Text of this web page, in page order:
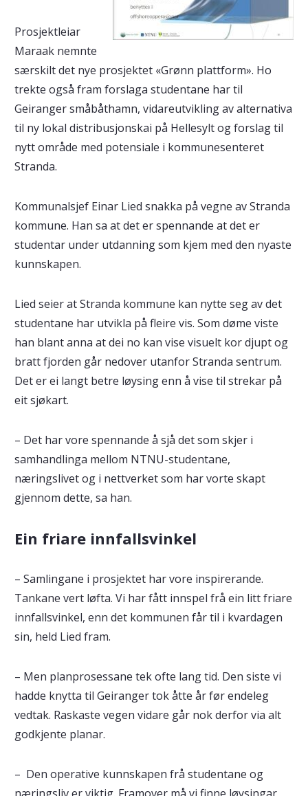
Prosjektleiar
Maraak nemnte
særskilt det nye prosjektet «Grønn plattform». Ho
trekte også fram forslaga studentane har til
Geiranger småbåthamn, vidareutvikling av alternativa
til ny lokal distribusjonskai på Hellesylt og forslag til
nytt område med potensiale i kommunesenteret
Stranda.
Kommunalsjef Einar Lied snakka på vegne av Stranda
kommune. Han sa at det er spennande at det er
studentar under utdanning som kjem med den nyaste
kunnskapen.
Lied seier at Stranda kommune kan nytte seg av det
studentane har utvikla på fleire vis. Som døme viste
han blant anna at dei no kan vise visuelt kor djupt og
bratt fjorden går nedover utanfor Stranda sentrum.
Det er ei langt betre løysing enn å vise til strekar på
eit sjøkart.
– Det har vore spennande å sjå det som skjer i
samhandlinga mellom NTNU-studentane,
næringslivet og i nettverket som har vorte skapt
gjennom dette, sa han.
Ein friare innfallsvinkel
– Samlingane i prosjektet har vore inspirerande.
Tankane vert løfta. Vi har fått innspel frå ein litt friare
innfallsvinkel, enn det kommunen får til i kvardagen
sin, held Lied fram.
– Men planprosessane tek ofte lang tid. Den siste vi
hadde knytta til Geiranger tok åtte år før endeleg
vedtak. Raskaste vegen vidare går nok derfor via alt
godkjente planar.
– Den operative kunnskapen frå studentane og